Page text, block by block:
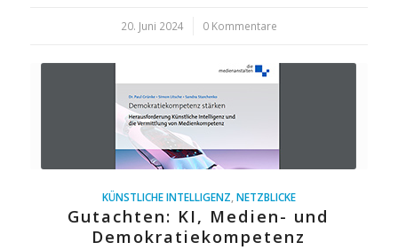
20. Juni 2024 0 Kommentare
KÜNSTLICHE INTELLIGENZ NETZBLICKE
Gutachten: KI, Medien- und
Demokratie­kompetenz